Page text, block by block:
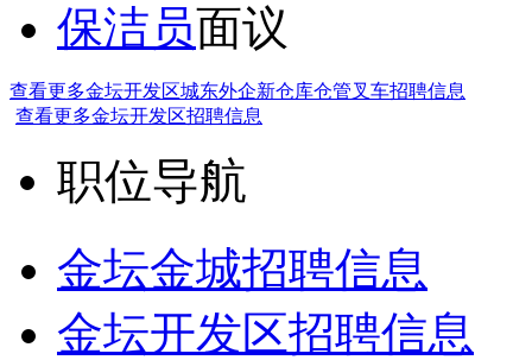
保洁员面议
查看更多金坛开发区城东外企新仓库仓管叉车招聘信息
查看更多金坛开发区招聘信息
职位导航
金坛金城招聘信息
金坛开发区招聘信息